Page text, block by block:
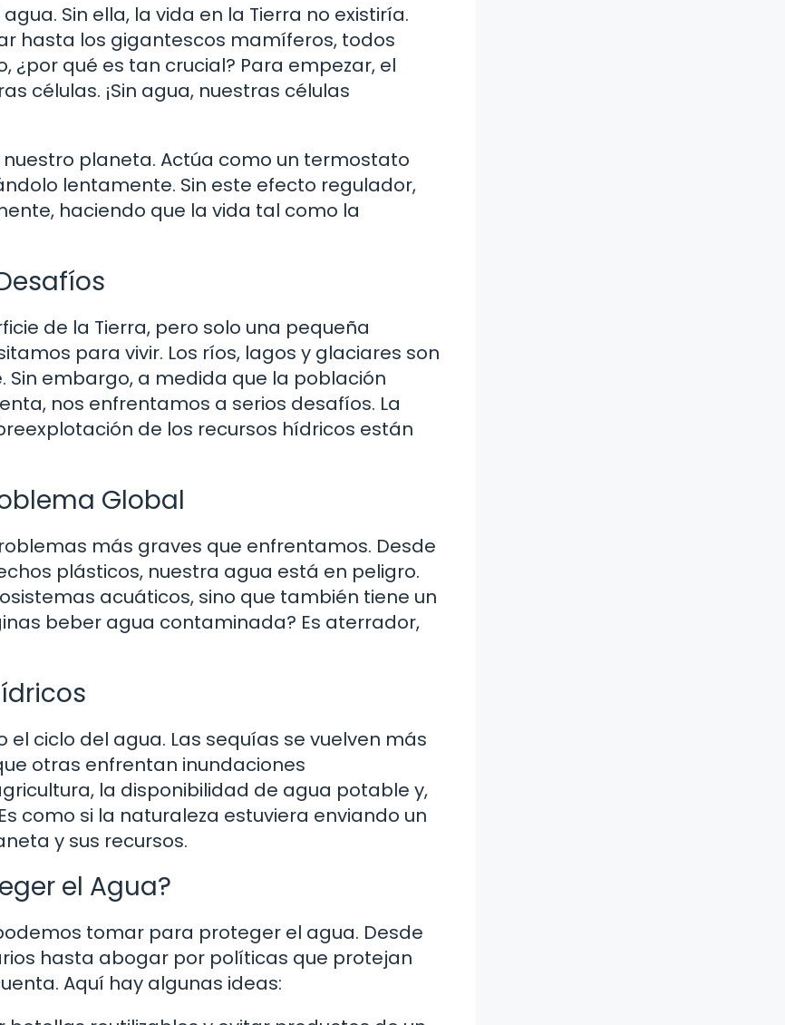
Sin ella, la vida en la Tierra no existiría.
hasta los gigantescos mamíferos, todos
¿por qué es tan crucial? Para empezar, el
células. ¡Sin agua, nuestras células
planeta. Actúa como un termostato
lentamente. Sin este efecto regulador,
haciendo que la vida tal como la
de la Tierra, pero solo una pequeña
para vivir. Los ríos, lagos y glaciares son
embargo, a medida que la población
nos enfrentamos a serios desafíos. La
de los recursos hídricos están
Global
más graves que enfrentamos. Desde
plásticos, nuestra agua está en peligro.
acuáticos, sino que también tiene un
beber agua contaminada? Es aterrador,
ciclo del agua. Las sequías se vuelven más
otras enfrentan inundaciones
la disponibilidad de agua potable y,
como si la naturaleza estuviera enviando un
y sus recursos.
el Agua?
tomar para proteger el agua. Desde
hasta abogar por políticas que protejan
Aquí hay algunas ideas: